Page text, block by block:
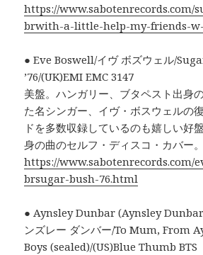
https://www.sabotenrecords.com/
brwith-a-little-help-my-friends-
● Eve Boswell/イヴ ボズウェル/
’76/(UK)EMI EMC 3147
美盤。ハンガリー、ブタペスト出身
た名シンガー、イヴ・ボスウェルの
ドを多数収録しているのも嬉しい好
身の曲のセルフ・ディスコ・カバー
https://www.sabotenrecords.com/
brsugar-bush-76.html
● Aynsley Dunbar (Aynsley
ンズレー ダンバー/To Mum, From
Boys (sealed)/(US)Blue Thumb